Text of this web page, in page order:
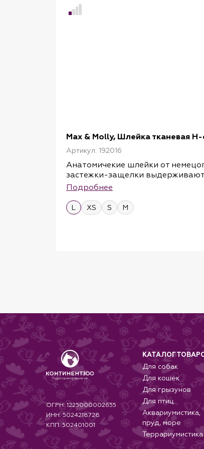
Max & Molly, Шлейка тканевая
Артикул: 192016
Анатомичекие шлейки от
застежки-защелки выдерживают
следовательно, ее можно
просто для подвешивания
H-образные шлейки состоят из
неопрена с обратной стороны.
Подробнее
L XS S M
ОГРН: 1225000002655
ИНН: 5024218728
КПП: 502401001
КАТАЛОГ
Для собак
Для кошек
Для грызунов
Для птиц
Аквариумистика,
пруд, море
Террариумистика